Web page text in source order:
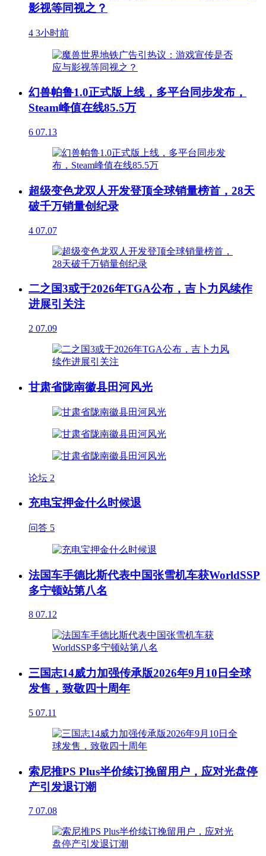
影视等同视之？
4 3小时前
幻兽帕鲁1.0正式版上线，多平台同步发布，
Steam峰值在线85.5万
6 07.13
超级变色龙双人开发登顶全球销量榜首，28天
破千万销量创纪录
4 07.07
二之国3或于2026年TGA公布，吉卜力风续作
进展引关注
2 07.09
甘肃省陇南徽县田河风光
论坛 2
充电宝押金什么时候退
问答 5
法国车手德比斯代表中国张雪机车获WorldSSP
多宁顿站第八名
8 07.12
三国志14威力加强传承版2026年9月10日全球
发售，致敬四十周年
5 07.11
索尼推PS Plus半价续订挽留用户，应对光盘停
产引发退订潮
7 07.08